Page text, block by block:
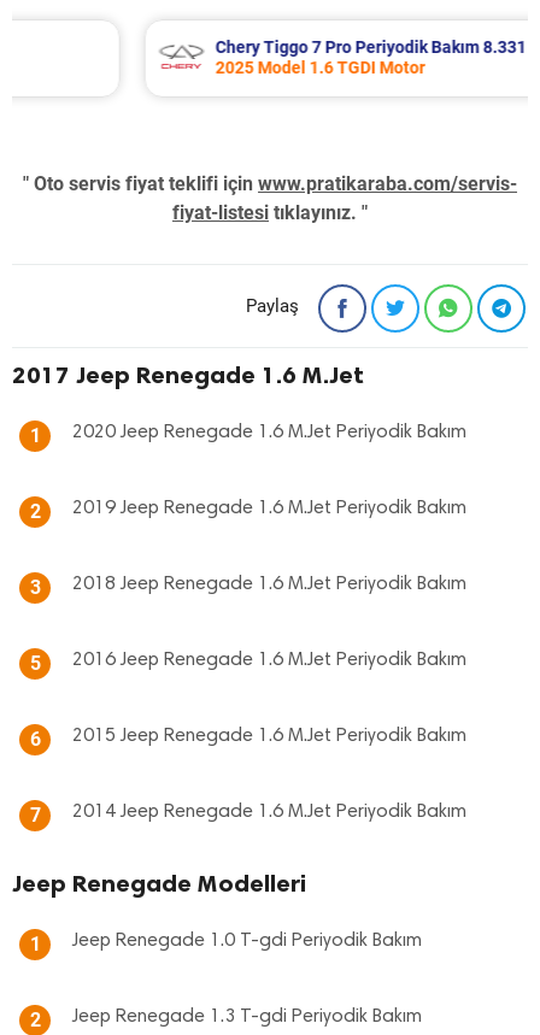
Chery Tiggo 7 Pro Periyodik Bakım 8.331 TL
2025 Model 1.6 TGDI Motor
" Oto servis fiyat teklifi için www.pratikaraba.com/servis-
fiyat-listesi tıklayınız. "
Paylaş
2017 Jeep Renegade 1.6 M.Jet
1 2020 Jeep Renegade 1.6 M.Jet Periyodik Bakım
2 2019 Jeep Renegade 1.6 M.Jet Periyodik Bakım
3 2018 Jeep Renegade 1.6 M.Jet Periyodik Bakım
5 2016 Jeep Renegade 1.6 M.Jet Periyodik Bakım
6 2015 Jeep Renegade 1.6 M.Jet Periyodik Bakım
7 2014 Jeep Renegade 1.6 M.Jet Periyodik Bakım
Jeep Renegade Modelleri
1 Jeep Renegade 1.0 T-gdi Periyodik Bakım
2 Jeep Renegade 1.3 T-gdi Periyodik Bakım